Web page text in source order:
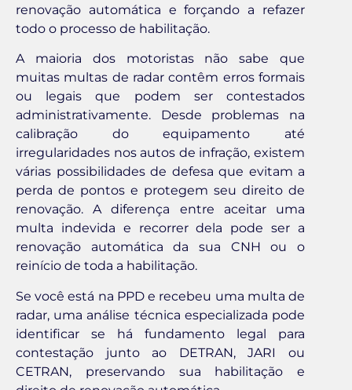
renovação automática e forçando a refazer
todo o processo de habilitação.
A maioria dos motoristas não sabe que
muitas multas de radar contêm erros formais
ou legais que podem ser contestados
administrativamente. Desde problemas na
calibração do equipamento até
irregularidades nos autos de infração, existem
várias possibilidades de defesa que evitam a
perda de pontos e protegem seu direito de
renovação. A diferença entre aceitar uma
multa indevida e recorrer dela pode ser a
renovação automática da sua CNH ou o
reinício de toda a habilitação.
Se você está na PPD e recebeu uma multa de
radar, uma análise técnica especializada pode
identificar se há fundamento legal para
contestação junto ao DETRAN, JARI ou
CETRAN, preservando sua habilitação e